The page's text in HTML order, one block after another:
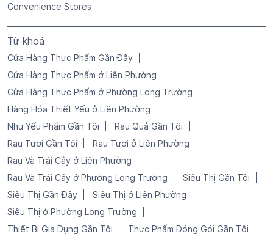
Convenience Stores
Từ khoá
Cửa Hàng Thực Phẩm Gần Đây
Cửa Hàng Thực Phẩm ở Liên Phường
Cửa Hàng Thực Phẩm ở Phường Long Trường
Hàng Hóa Thiết Yếu ở Liên Phường
Nhu Yếu Phẩm Gần Tôi
Rau Quả Gần Tôi
Rau Tươi Gần Tôi
Rau Tươi ở Liên Phường
Rau Và Trái Cây ở Liên Phường
Rau Và Trái Cây ở Phường Long Trường
Siêu Thị Gần Tôi
Siêu Thị Gần Đây
Siêu Thị ở Liên Phường
Siêu Thị ở Phường Long Trường
Thiết Bị Gia Dụng Gần Tôi
Thực Phẩm Đóng Gói Gần Tôi